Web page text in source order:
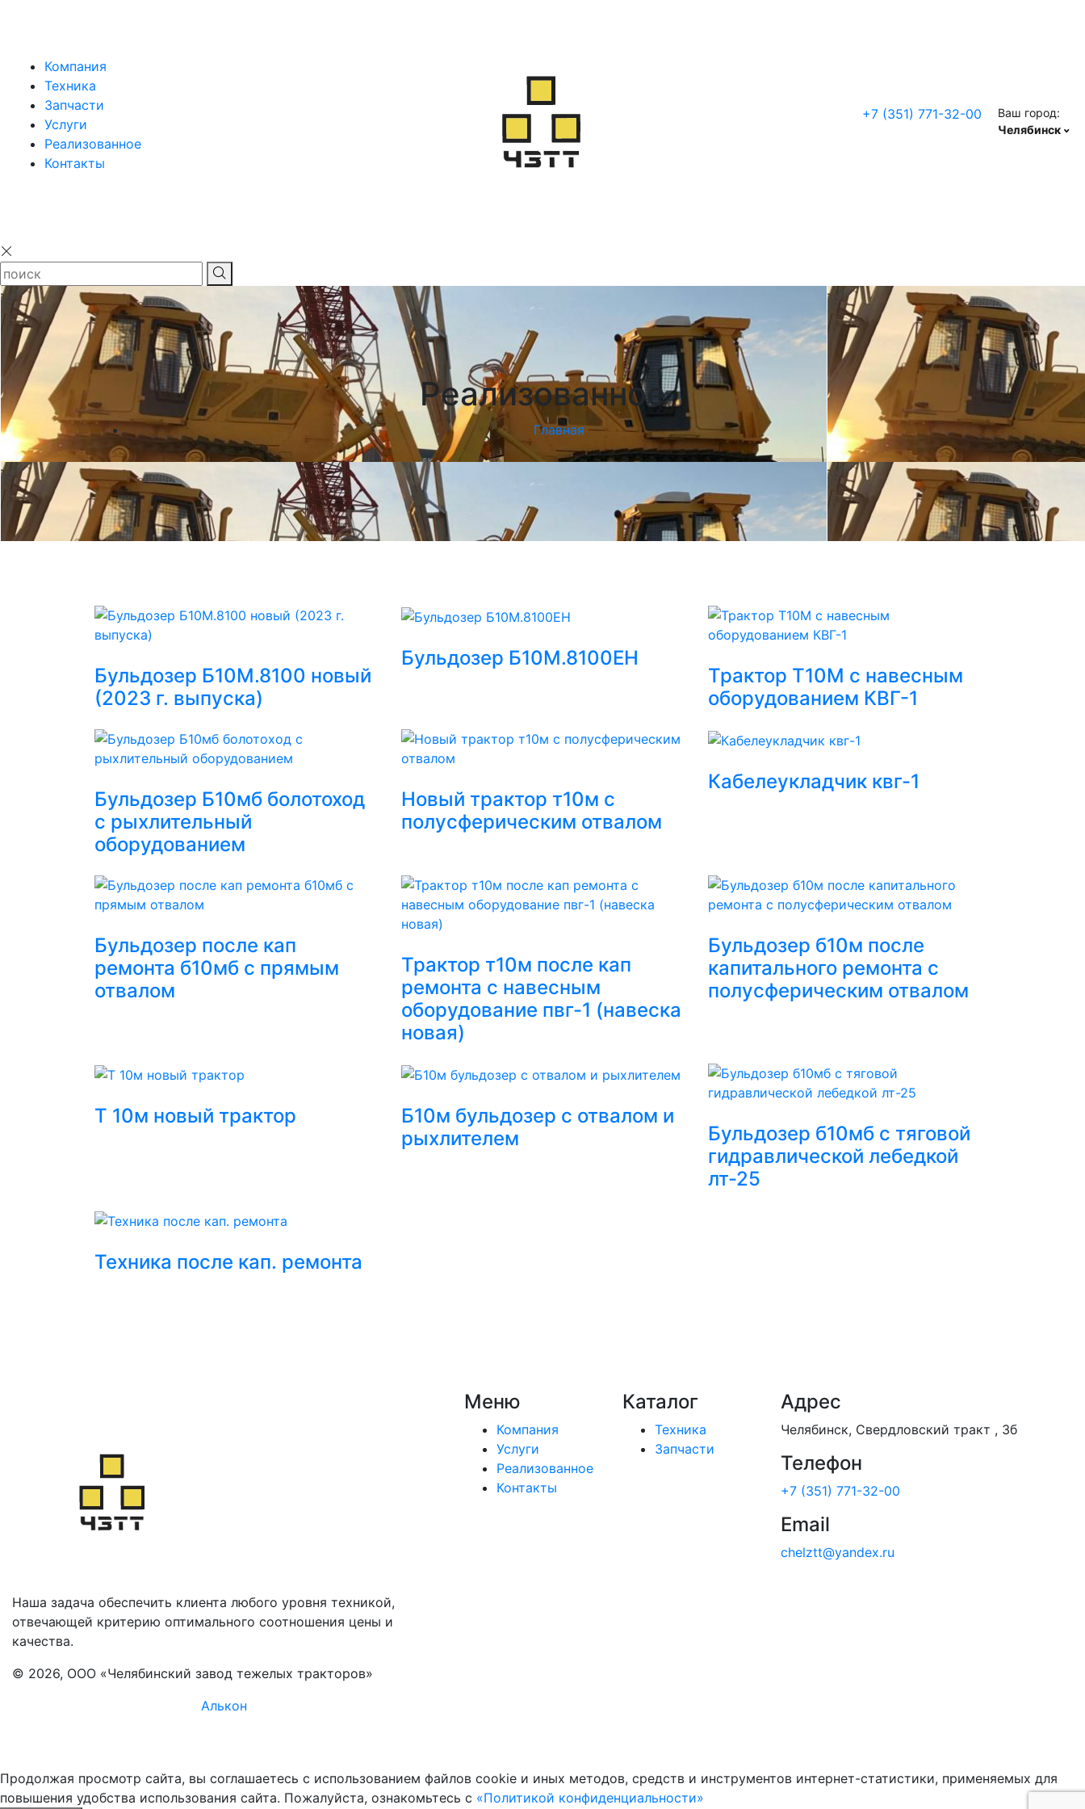
Компания
Техника
Запчасти
Услуги
Реализованное
Контакты
+7 (351) 771-32-00
Ваш город:
Челябинск
Реализованное
Главная
Бульдозер Б10М.8100 новый
(2023 г. выпуска)
Бульдозер Б10М.8100ЕН
Трактор Т10М с навесным
оборудованием КВГ-1
Бульдозер Б10мб болотоход
с рыхлительный
оборудованием
Новый трактор т10м с
полусферическим отвалом
Кабелеукладчик квг-1
Бульдозер после кап
ремонта б10мб с прямым
отвалом
Трактор т10м после кап
ремонта с навесным
оборудование пвг-1 (навеска
новая)
Бульдозер б10м после
капитального ремонта с
полусферическим отвалом
Т 10м новый трактор
Б10м бульдозер с отвалом и
рыхлителем
Бульдозер б10мб с тяговой
гидравлической лебедкой
лт-25
Техника после кап. ремонта
Наша задача обеспечить клиента любого уровня техникой,
отвечающей критерию оптимального соотношения цены и
качества.
© 2026, ООО «Челябинский завод тежелых тракторов»
Алькон
Меню
Компания
Услуги
Реализованное
Контакты
Каталог
Техника
Запчасти
Адрес
Челябинск, Свердловский тракт , 3б
Телефон
+7 (351) 771-32-00
Email
chelztt@yandex.ru
Продолжая просмотр сайта, вы соглашаетесь с использованием файлов cookie и иных методов, средств и инструментов интернет-статистики, применяемых для
повышения удобства использования сайта. Пожалуйста, ознакомьтесь с «Политикой конфиденциальности»